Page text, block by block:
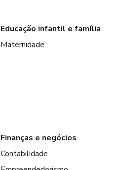
Educação infantil e família
Maternidade
Finanças e negócios
Contabilidade